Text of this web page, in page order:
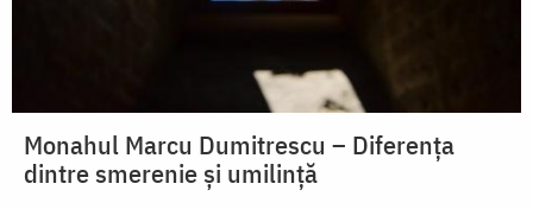
Monahul Marcu Dumitrescu – Diferența
dintre smerenie și umilință